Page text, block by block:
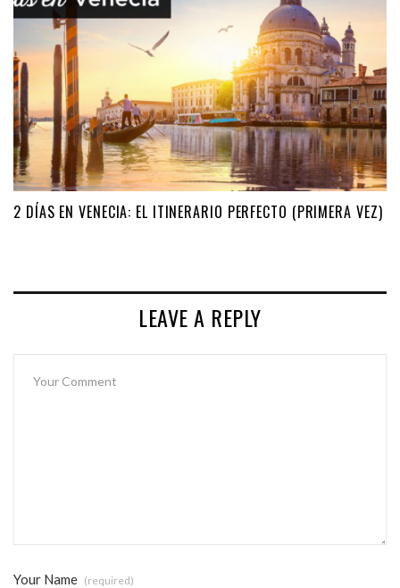
2 DÍAS EN VENECIA: EL ITINERARIO PERFECTO (PRIMERA VEZ)
LEAVE A REPLY
Your Name (required)